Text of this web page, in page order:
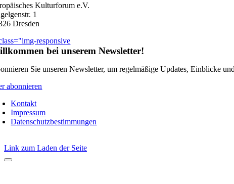
Kulturforum e.V.
1
Dresden
bei unserem Newsletter!
Sie unseren Newsletter, um regelmäßige Updates, Einblicke
abonnieren
Kontakt
Impressum
Datenschutzbestimmungen
Link zum Laden der Seite